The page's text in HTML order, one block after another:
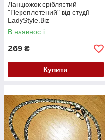
Ланцюжок сріблястий
"Переплетений" від студії
LadyStyle.Biz
В наявності
269 ₴
Купити